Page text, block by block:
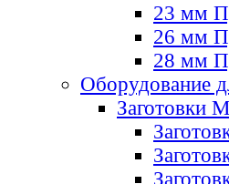
23 мм
26 мм
28 мм
Оборудование
Заготовки